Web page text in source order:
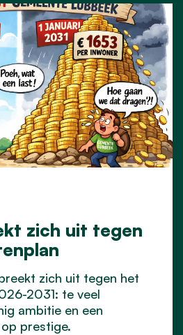
zich uit tegen
zich uit tegen het
2031: te veel
ambitie en een
prestige.